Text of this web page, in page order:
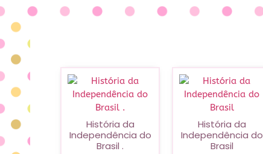
História da
Independência do
Brasil .
História da
Independência do
Brasil